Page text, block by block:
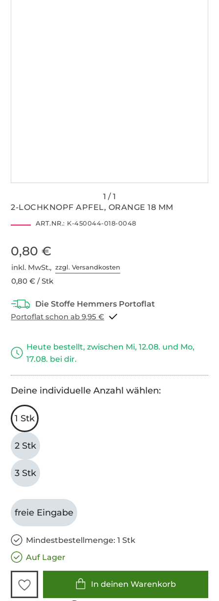
2-LOCHKNOPF APFEL, ORANGE 18 MM
ART.NR.: K-450044-018-0048
0,80 €
inkl. MwSt.,zzgl. Versandkosten
0,80 € / Stk
Portoflat schon ab 9,95 €
Heute bestellt, zwischen Mi, 12.08. und Mo,
17.08. bei dir.
Deine individuelle Anzahl wählen:
1 Stk
2 Stk
3 Stk
freie Eingabe
Mindestbestellmenge: 1 Stk
Auf Lager
In deinen Warenkorb